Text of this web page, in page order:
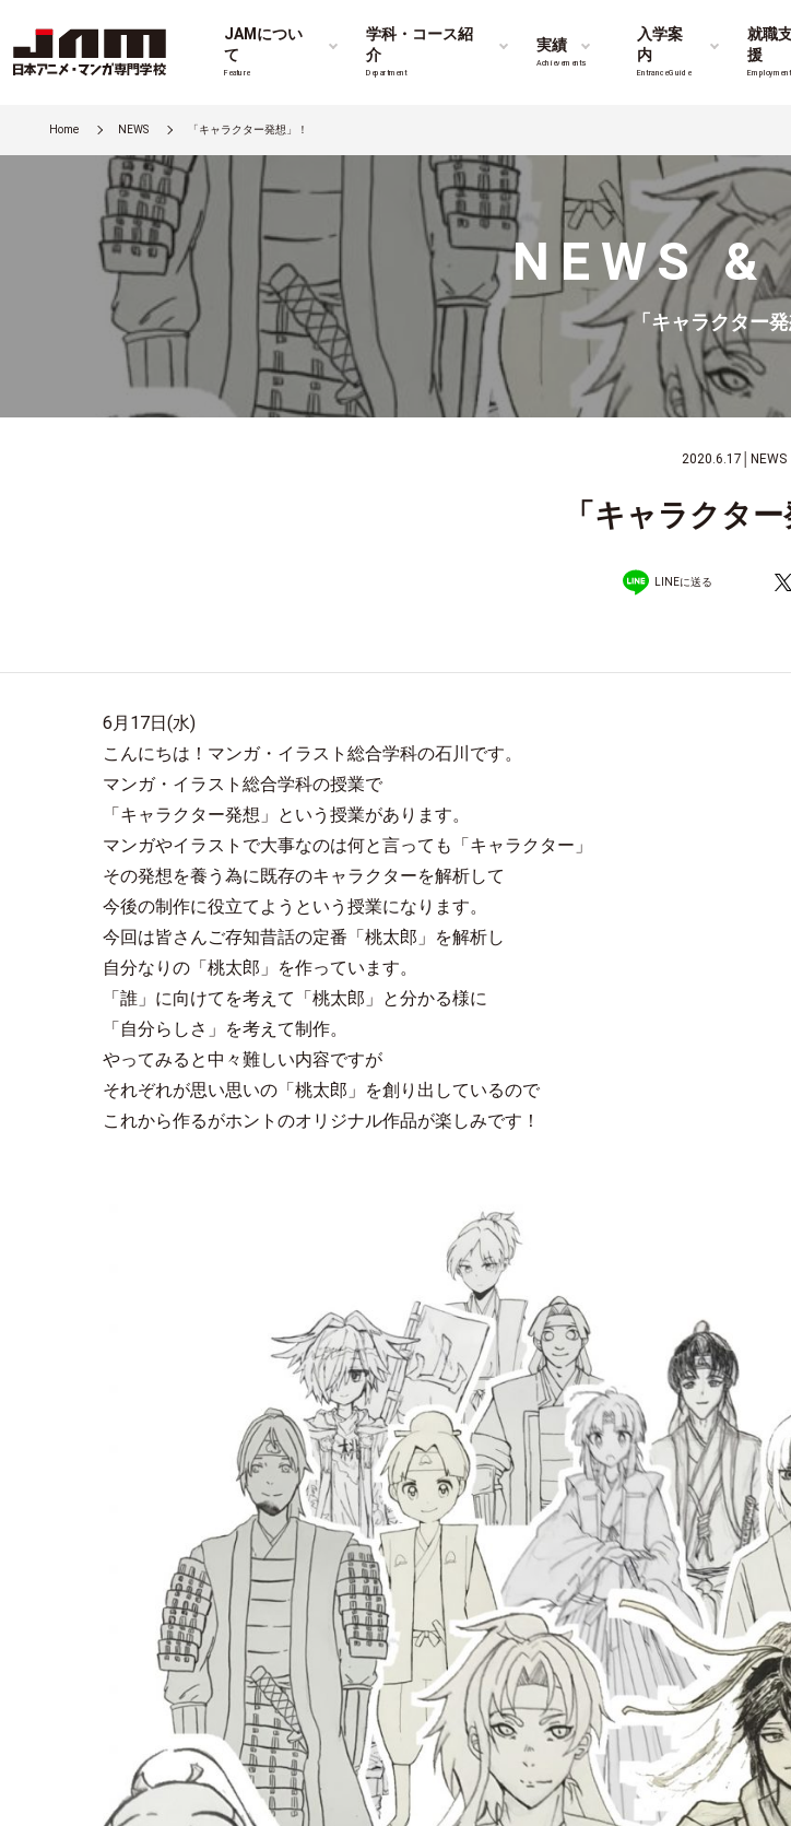
JAMについ
て
Feature
学科・コース紹
介
Department
実績
Achievements
入学案
内
Entrance Guide
就職
援
Employment
Home NEWS 「キャラクター発想」！
NEWS &
「キャラクター発
2020.6.17 NEWS
「キャラクター
LINEに送る
6月17日(水)
こんにちは！マンガ・イラスト総合学科の石川です。
マンガ・イラスト総合学科の授業で
「キャラクター発想」という授業があります。
マンガやイラストで大事なのは何と言っても「キャラクター」
その発想を養う為に既存のキャラクターを解析して
今後の制作に役立てようという授業になります。
今回は皆さんご存知昔話の定番「桃太郎」を解析し
自分なりの「桃太郎」を作っています。
「誰」に向けてを考えて「桃太郎」と分かる様に
「自分らしさ」を考えて制作。
やってみると中々難しい内容ですが
それぞれが思い思いの「桃太郎」を創り出しているので
これから作るがホントのオリジナル作品が楽しみです！